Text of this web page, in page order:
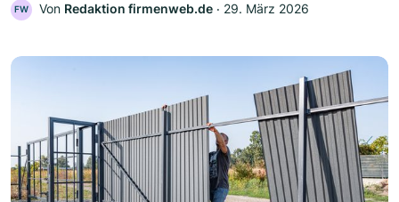
FW Von Redaktion firmenweb.de ‧ 29. März 2026